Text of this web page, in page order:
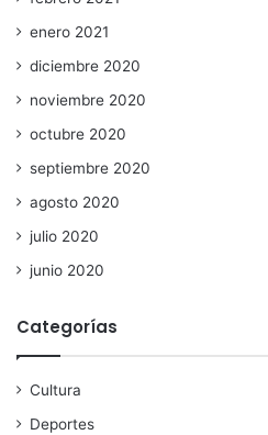
enero 2021
diciembre 2020
noviembre 2020
octubre 2020
septiembre 2020
agosto 2020
julio 2020
junio 2020
Categorías
Cultura
Deportes